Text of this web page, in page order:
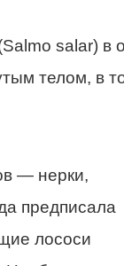
salar) в
телом, в
— нерки,
предписала
лососи